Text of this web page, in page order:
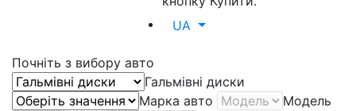
UA
Почніть з вибору авто
Гальмівні диски
Марка авто
Модель